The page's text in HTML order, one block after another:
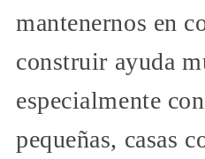
mantenernos en
construir ayuda
especialmente
pequeñas, casas